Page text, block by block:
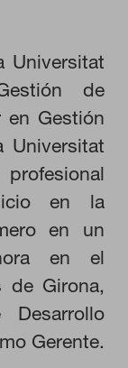
Universitat
de
en Gestión
Universitat
en la
en un
en el
de Girona,
Gerente.
Puede
sobre estas
Estas